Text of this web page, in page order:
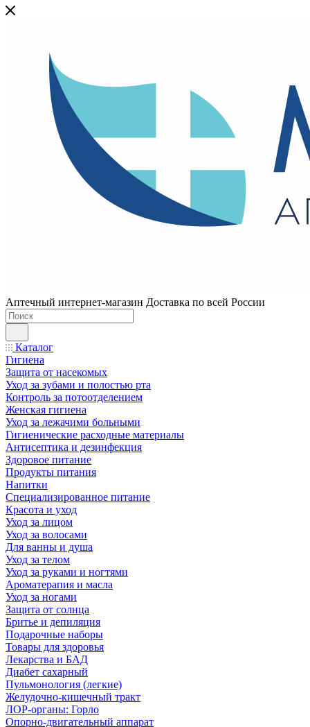
Аптечный интернет-магазин Доставка по всей России
Каталог
Гигиена
Защита от насекомых
Уход за зубами и полостью рта
Контроль за потоотделением
Женская гигиена
Уход за лежачими больными
Гигиенические расходные материалы
Антисептика и дезинфекция
Здоровое питание
Продукты питания
Напитки
Специализированное питание
Красота и уход
Уход за лицом
Уход за волосами
Для ванны и душа
Уход за телом
Уход за руками и ногтями
Ароматерапия и масла
Уход за ногами
Защита от солнца
Бритье и депиляция
Подарочные наборы
Товары для здоровья
Лекарства и БАД
Диабет сахарный
Пульмонология (легкие)
Желудочно-кишечный тракт
ЛОР-органы: Горло
Опорно-двигательный аппарат